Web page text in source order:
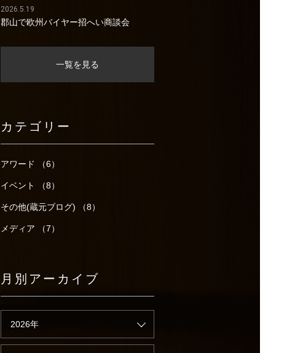
2026.5.19
郡山で欧州バイヤー招へい商談会
一覧を見る
カテゴリー
アワード （6）
イベント （8）
その他(蔵元ブログ) （8）
メディア （7）
月別アーカイブ
2026年